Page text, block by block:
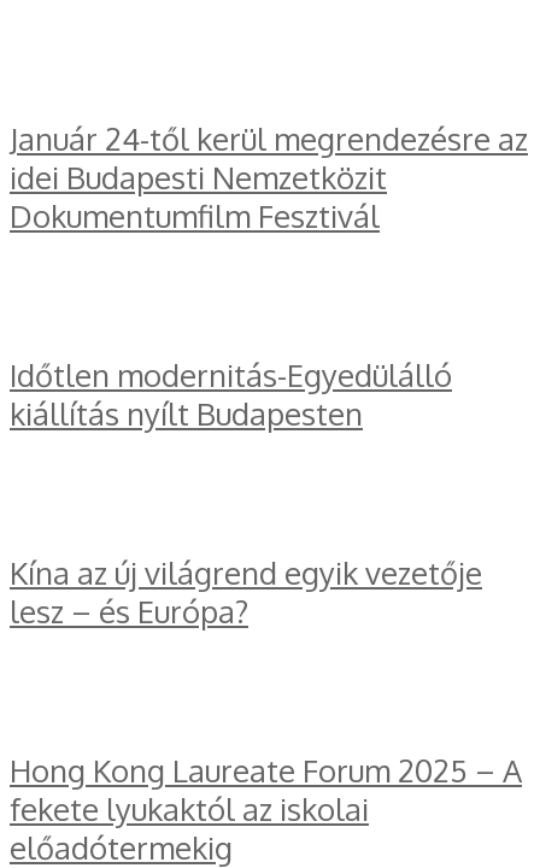
Január 24-től kerül megrendezésre az
idei Budapesti Nemzetközit
Dokumentumfilm Fesztivál
Időtlen modernitás-Egyedülálló
kiállítás nyílt Budapesten
Kína az új világrend egyik vezetője
lesz – és Európa?
Hong Kong Laureate Forum 2025 – A
fekete lyukaktól az iskolai
előadótermekig